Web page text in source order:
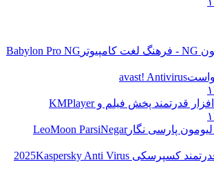
Babylon Pro NG
avast! Antivirus
قدرتمند پخش فیلم وKMPlayer
پارسی نگار LeoMoon ParsiNegar
کسپرسکی 2025Kaspersky Anti Virus